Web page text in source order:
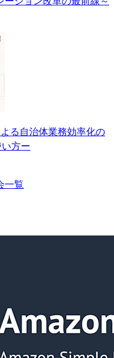
る自治体業務効率化の
方ー
一覧